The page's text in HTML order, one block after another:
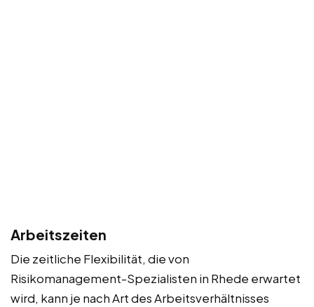
Arbeitszeiten
Die zeitliche Flexibilität, die von
Risikomanagement-Spezialisten in Rhede erwartet
wird, kann je nach Art des Arbeitsverhältnisses